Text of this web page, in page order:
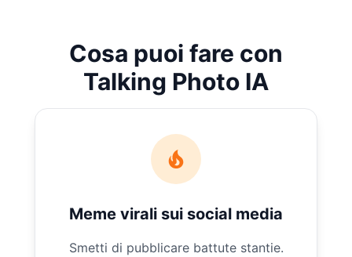
Cosa puoi fare con
Talking Photo IA
Meme virali sui social media
Smetti di pubblicare battute stantie.